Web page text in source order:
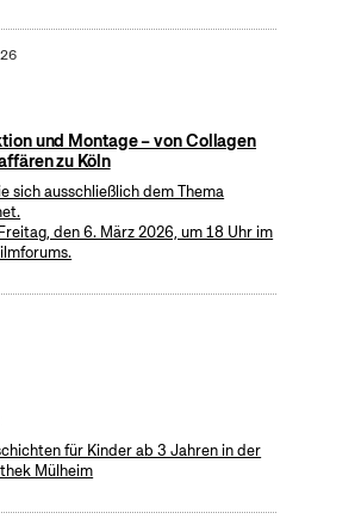
und Montage – von Collagen
zu Köln
sich ausschließlich dem Thema
den 6. März 2026, um 18 Uhr im
für Kinder ab 3 Jahren in der
Mülheim